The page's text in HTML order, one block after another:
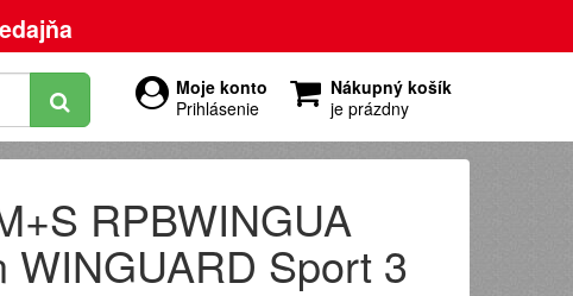
Moje konto
Prihlásenie
Nákupný košík
je prázdny
RPBWINGUA
WINGUARD Sport 3